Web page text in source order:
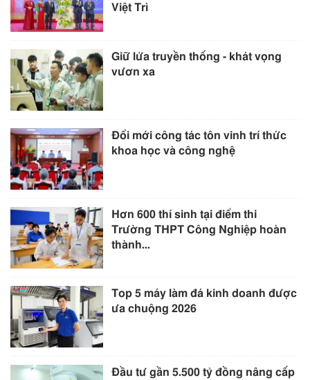
Việt Trì
Giữ lửa truyền thống - khát vọng
vươn xa
Đổi mới công tác tôn vinh trí thức
khoa học và công nghệ
Hơn 600 thí sinh tại điểm thi
Trường THPT Công Nghiệp hoàn
thành...
Top 5 máy làm đá kinh doanh được
ưa chuộng 2026
Đầu tư gần 5.500 tỷ đồng nâng cấp